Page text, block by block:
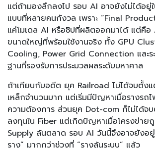
แต่ถ้ามองลึกลงไป รอบ AI อาจยังไม่ได้อยู่
แบบที่หลายคนกังวล เพราะ “Final
แค่โมเดล AI หรือชิปที่ผลิตออกมาได้ แต่คื
ขนาดใหญ่ที่พร้อมใช้งานจริง ทั้ง GPU
Cooling, Power Grid Connection และร
ฐานที่รองรับการประมวลผลระดับมหาศาล
ถ้าเทียบกับอดีต ยุค Railroad ไม่ได้จบตั้ง
เหล็กจำนวนมาก แต่เริ่มมีปัญหาเมื่อรางรถ
ความต้องการ ส่วนยุค Dot-com ก็ไม่ได้จบ
ลงทุนใน Fiber แต่เกิดปัญหาเมื่อโครงข่าย
Supply ล้นตลาด รอบ AI วันนี้จึงอาจยังอยู่
ราง” มากกว่าช่วงที่ “รางล้นระบบ” แล้ว